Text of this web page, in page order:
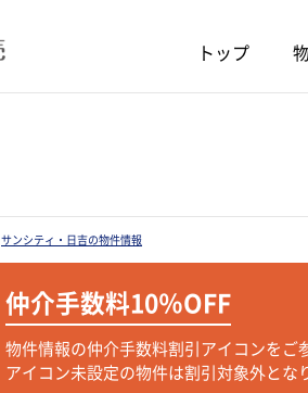
トップ
サンシティ・日吉の物件情報
仲介手数料10％OFF
物件情報の仲介手数料割引アイコンをご
アイコン未設定の物件は割引対象外とな